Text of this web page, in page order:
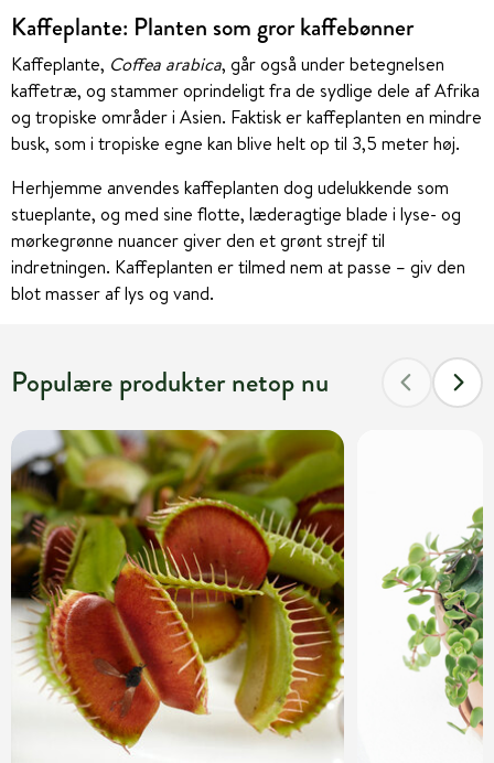
Kaffeplante: Planten som gror kaffebønner
Kaffeplante, Coffea arabica, går også under betegnelsen
kaffetræ, og stammer oprindeligt fra de sydlige dele af Afrika
og tropiske områder i Asien. Faktisk er kaffeplanten en mindre
busk, som i tropiske egne kan blive helt op til 3,5 meter høj.
Herhjemme anvendes kaffeplanten dog udelukkende som
stueplante, og med sine flotte, læderagtige blade i lyse- og
mørkegrønne nuancer giver den et grønt strejf til
indretningen. Kaffeplanten er tilmed nem at passe – giv den
blot masser af lys og vand.
Populære produkter netop nu